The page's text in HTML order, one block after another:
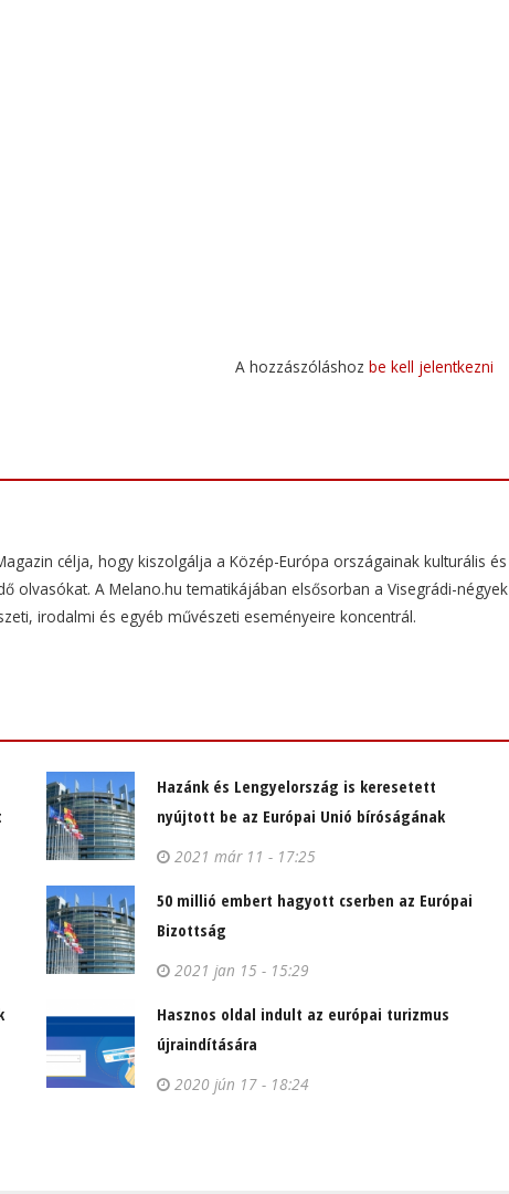
A hozzászóláshoz be kell jelentkezni
célja, hogy kiszolgálja a Közép-Európa országainak kulturális és
olvasókat. A Melano.hu tematikájában elsősorban a Visegrádi-négyek
irodalmi és egyéb művészeti eseményeire koncentrál.
Hazánk és Lengyelország is keresetett
nyújtott be az Európai Unió bíróságának
2021 már 11 - 17:25
50 millió embert hagyott cserben az Európai
Bizottság
2021 jan 15 - 15:29
Hasznos oldal indult az európai turizmus
újraindítására
2020 jún 17 - 18:24